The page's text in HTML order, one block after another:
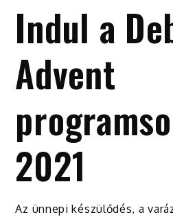
Indul a
Advent
2021
Az ünnepi készülődés, a